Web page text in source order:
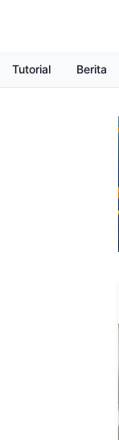
Tutorial Berita